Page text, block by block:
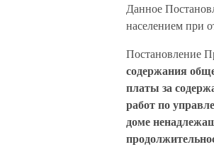
Данное
населением при
Постановление
содержания
платы за
работ по
доме